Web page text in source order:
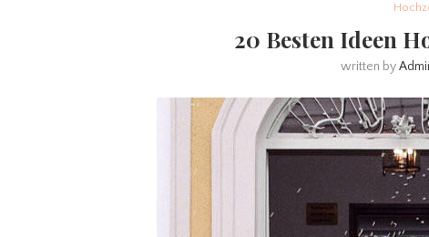
20 Besten Ideen
written by